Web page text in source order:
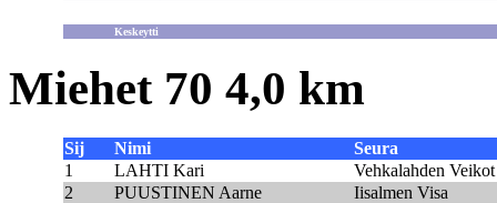
Keskeytti
Miehet 70 4,0 km
Sij Nimi
Seura
1
LAHTI Kari
Vehkalahden Veikot
2
PUUSTINEN Aarne
Iisalmen Visa